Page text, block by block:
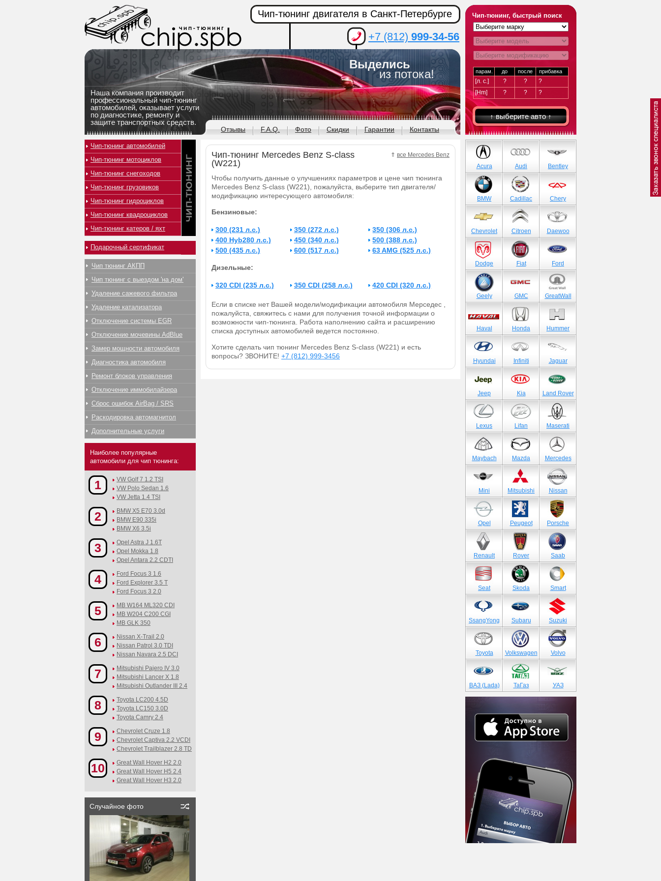
Наша компания производит
профессиональный чип-тюнинг
автомобилей, оказывает услуги
по диагностике, ремонту и
защите транспортных средств.
Выделись
из потока!
Чип-тюнинг, быстрый поиск
парам. до после прибавка
[л. с.] ? ?
?
[Hm]
? ? ?
↑ выберите авто ↑
Чип-тюнинг двигателя в Санкт-Петербурге
+7 (812) 999-34-56
Отзывы F.A.Q. Фото Скидки Гарантии Контакты
⇑ все Mercedes Benz
Чип-тюнинг Mercedes Benz S-class
(W221)
Чтобы получить данные о улучшениях параметров и цене чип тюнинга
Mercedes Benz S-class (W221), пожалуйста, выберите тип двигателя/
модификацию интересующего автомобиля:
Бензиновые:
300 (231 л.с.) 350 (272 л.с.)
350 (306 л.с.)
400 Hyb280 л.с.)
450 (340 л.с.)
500 (388 л.с.)
500 (435 л.с.)
600 (517 л.с.) 63 AMG (525 л.с.)
Дизельные:
320 CDI (235 л.с.) 350 CDI (258 л.с.) 420 CDI (320 л.с.)
Если в списке нет Вашей модели/модификации автомобиля Мерседес ,
пожалуйста, свяжитесь с нами для получения точной информации о
возможности чип-тюнинга. Работа наполнению сайта и расширению
списка доступных автомобилей ведется постоянно.
Хотите сделать чип тюнинг Mercedes Benz S-class (W221) и есть
вопросы? ЗВОНИТЕ! +7 (812) 999-3456
Чип-тюнинг автомобилей
Чип-тюнинг мотоциклов
Чип-тюнинг снегоходов
Чип-тюнинг грузовиков
Чип-тюнинг гидроциклов
Чип-тюнинг квадроциклов
Чип-тюнинг катеров / яхт
Подарочный сертификат
Чип тюнинг АКПП
Чип тюнинг с выездом 'на дом'
Удаление сажевого фильтра
Удаление катализатора
Отключение системы EGR
Отключение мочевины AdBlue
Замер мощности автомобиля
Диагностика автомобиля
Ремонт блоков управления
Отключение иммобилайзера
Сброс ошибок AirBag / SRS
Раскодировка автомагнитол
Дополнительные услуги
Наиболее популярные
автомобили для чип тюнинга:
1
VW Golf 7 1.2 TSI
VW Polo Sedan 1.6
VW Jetta 1.4 TSI
2
BMW X5 E70 3.0d
BMW E90 335i
BMW X6 3.5i
3
Opel Astra J 1.6T
Opel Mokka 1.8
Opel Antara 2.2 CDTI
4
Ford Focus 3 1.6
Ford Explorer 3.5 T
Ford Focus 3 2.0
5
MB W164 ML320 CDI
MB W204 C200 CGI
MB GLK 350
6
Nissan X-Trail 2.0
Nissan Patrol 3.0 TDI
Nissan Navara 2.5 DCI
7
Mitsubishi Pajero IV 3.0
Mitsubishi Lancer X 1.8
Mitsubishi Outlander III 2.4
8
Toyota LC200 4.5D
Toyota LC150 3.0D
Toyota Camry 2.4
9
Chevrolet Cruze 1.8
Chevrolet Captiva 2.2 VCDI
Chevrolet Trailblazer 2.8 TD
10
Great Wall Hover H2 2.0
Great Wall Hover H5 2.4
Great Wall Hover H3 2.0
Случайное фото
Acura Audi Bentley
BMW Cadillac Chery
Chevrolet Citroen Daewoo
Dodge Fiat Ford
Geely GMC GreatWall
Haval Honda Hummer
Hyundai Infiniti Jaguar
Jeep Kia Land Rover
Lexus Lifan Maserati
Maybach Mazda Mercedes
Mini Mitsubishi Nissan
Opel Peugeot Porsche
Renault Rover Saab
Seat Skoda Smart
SsangYong Subaru Suzuki
Toyota Volkswagen Volvo
ВАЗ (Lada) ТаГаз УАЗ